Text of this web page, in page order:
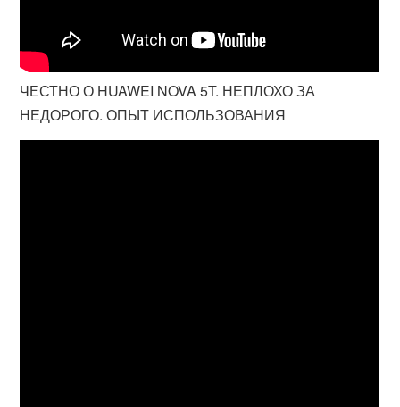
ЧЕСТНО О HUAWEI NOVA 5T. НЕПЛОХО ЗА
НЕДОРОГО. ОПЫТ ИСПОЛЬЗОВАНИЯ